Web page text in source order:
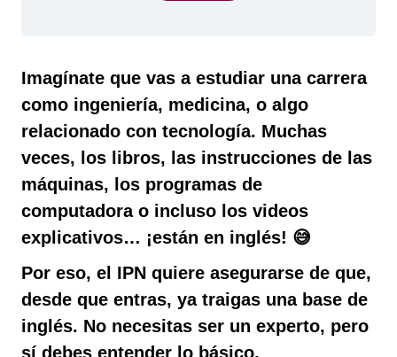
Imagínate que vas a estudiar una carrera
como ingeniería, medicina, o algo
relacionado con tecnología. Muchas
veces, los libros, las instrucciones de las
máquinas, los programas de
computadora o incluso los videos
explicativos… ¡están en inglés! 😅
Por eso, el IPN quiere asegurarse de que,
desde que entras, ya traigas una base de
inglés. No necesitas ser un experto, pero
sí debes entender lo básico.